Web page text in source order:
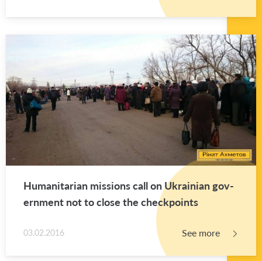
Hu­man­i­tar­ian mis­sions call on Ukrain­ian gov­
ern­ment not to close the check­points
03.02.2016 See more